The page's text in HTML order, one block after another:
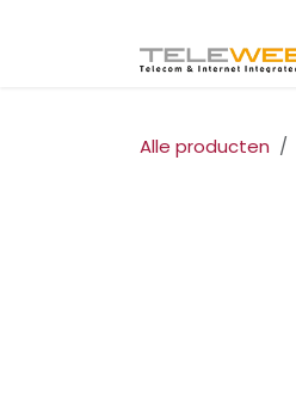
Alle producten